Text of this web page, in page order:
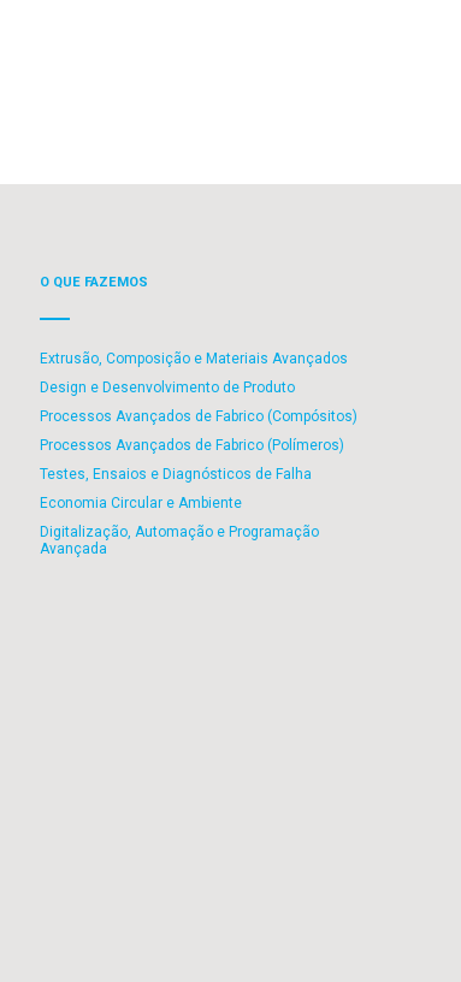
O QUE FAZEMOS
Extrusão, Composição e Materiais Avançados
Design e Desenvolvimento de Produto
Processos Avançados de Fabrico (Compósitos)
Processos Avançados de Fabrico (Polímeros)
Testes, Ensaios e Diagnósticos de Falha
Economia Circular e Ambiente
Digitalização, Automação e Programação
Avançada